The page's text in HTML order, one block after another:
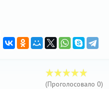
(Проголосовало 0)